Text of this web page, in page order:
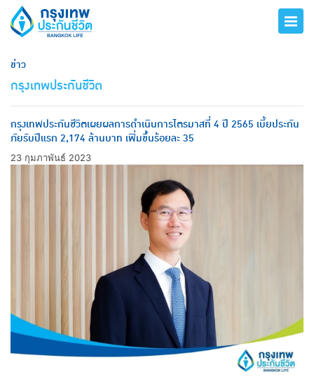
ข่าว
กรุงเทพประกันชีวิต
กรุงเทพประกันชีวิตเผยผลการดำเนินการไตรมาสที่ 4 ปี 2565 เบี้ยประกัน
ภัยรับปีแรก 2,174 ล้านบาท เพิ่มขึ้นร้อยละ 35
23 กุมภาพันธ์ 2023